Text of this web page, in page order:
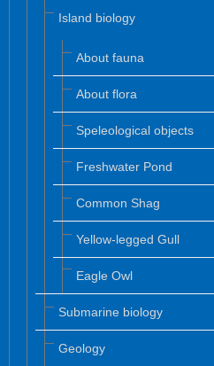
Island biology
About fauna
About flora
Speleological objects
Freshwater Pond
Common Shag
Yellow-legged Gull
Eagle Owl
Submarine biology
Geology